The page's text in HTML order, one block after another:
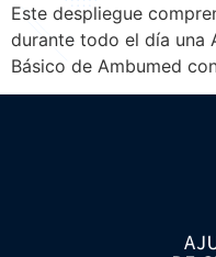
Este despliegue
durante todo el día una
Básico de Ambumed